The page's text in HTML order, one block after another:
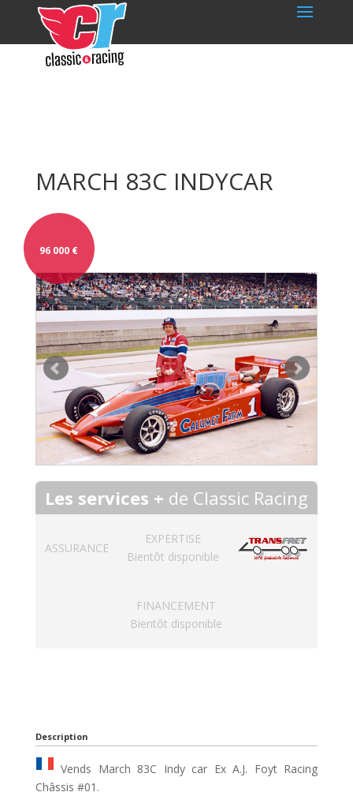
MARCH 83C INDYCAR
96 000 €
Les services + de Classic Racing
ASSURANCE
EXPERTISE
Bientôt disponible
FINANCEMENT
Bientôt disponible
Description
Vends March 83C Indy car Ex A.J. Foyt Racing
Châssis #01.